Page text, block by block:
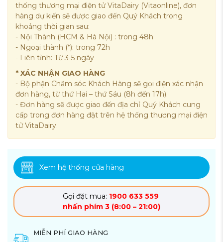
thống thương mại điện tử VitaDairy (Vitaonline), đơn
hàng dự kiến sẽ được giao đến Quý Khách trong
khoảng thời gian sau:
- Nội Thành (HCM & Hà Nội) : trong 48h
- Ngoại thành (*): trong 72h
- Liên tỉnh: Từ 3-5 ngày
* XÁC NHẬN GIAO HÀNG
- Bộ phận Chăm sóc Khách Hàng sẽ gọi điện xác nhận
đơn hàng, từ thứ Hai – thứ Sáu (8h đến 17h).
- Đơn hàng sẽ được giao đến địa chỉ Quý Khách cung
cấp trong đơn hàng đặt trên hệ thống thương mại điện
tử VitaDairy.
Xem hệ thống cửa hàng
Gọi đặt mua: 1900 633 559
nhấn phím 3 (8:00 – 21:00)
MIỄN PHÍ GIAO HÀNG